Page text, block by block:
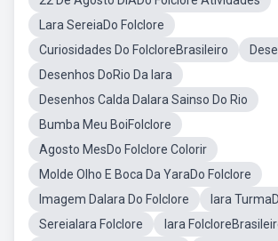
Lara SereiaDo Folclore
Curiosidades Do FolcloreBrasileiro
Desenhos DoRio Da Iara
Desenhos Calda DaIara Sainso Do Rio
Bumba Meu BoiFolclore
Agosto MesDo Folclore Colorir
Molde Olho E Boca Da YaraDo Folclore
Imagem DaIara Do Folclore
Iara
SereiaIara Folclore
Iara